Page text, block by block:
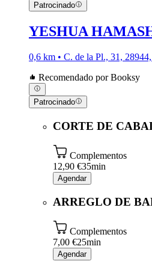
Patrocinado
YESHUA
0,6 km • C. de la Pl., 31,
Recomendado por Booksy
Patrocinado
CORTE DE
Complementos
12,90 €35min
Agendar
ARREGLO DE
Complementos
7,00 €25min
Agendar